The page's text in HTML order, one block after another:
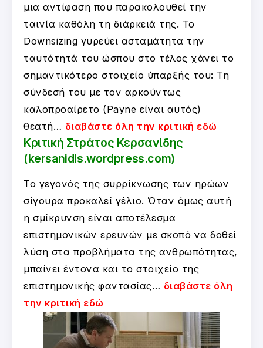
μια αντίφαση που παρακολουθεί την
ταινία καθόλη τη διάρκειά της. Το
Downsizing γυρεύει ασταμάτητα την
ταυτότητά του ώσπου στο τέλος χάνει το
σημαντικότερο στοιχείο ύπαρξής του: Τη
σύνδεσή του με τον αρκούντως
καλοπροαίρετο (Payne είναι αυτός)
θεατή… διαβάστε όλη την κριτική εδώ
Κριτική Στράτος Κερσανίδης
(kersanidis.wordpress.com)
Το γεγονός της συρρίκνωσης των ηρώων
σίγουρα προκαλεί γέλιο. Όταν όμως αυτή
η σμίκρυνση είναι αποτέλεσμα
επιστημονικών ερευνών με σκοπό να δοθεί
λύση στα προβλήματα της ανθρωπότητας,
μπαίνει έντονα και το στοιχείο της
επιστημονικής φαντασίας… διαβάστε όλη
την κριτική εδώ